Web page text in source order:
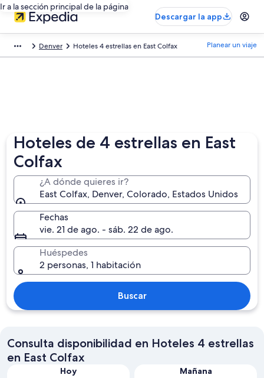
Ir a la sección principal de la página
Descargar la app
Denver Hoteles 4 estrellas en East Colfax Planear un viaje
Hoteles de 4 estrellas en East
Colfax
¿A dónde quieres ir?
East Colfax, Denver, Colorado, Estados Unidos
Fechas
vie. 21 de ago. - sáb. 22 de ago.
Huéspedes
2 personas, 1 habitación
Buscar
Consulta disponibilidad en Hoteles 4 estrellas
en East Colfax
Hoy
Mañana